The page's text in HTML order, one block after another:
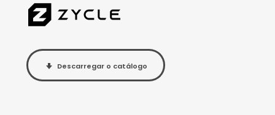
Descarregar o catálogo